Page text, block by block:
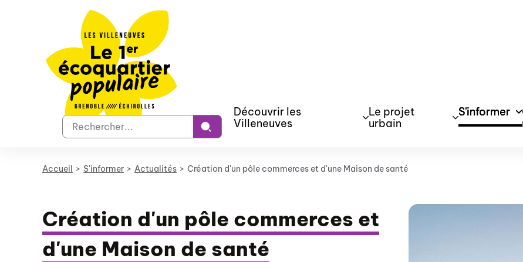
Votre
recherche
Découvrir les
Villeneuves
Le projet
urbain
S'informer
Accueil S'informer Actualités Création d'un pôle commerces et d'une Maison de santé
Création d'un pôle commerces et
d'une Maison de santé
Panneau de gestion des cookies